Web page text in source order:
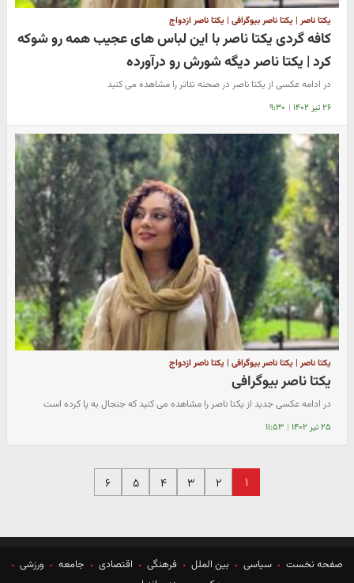
یکتا ناصر | یکتا ناصر بیوگرافی | یکتا ناصر ازدواج
کافه گردی یکتا ناصر با این لباس های عجیب همه رو شوکه
کرد | یکتا ناصر دیگه شورش رو درآورده
در ادامه عکسی از یکتا ناصر در صحنه تئاتر را مشاهده می کنید
۲۶ تیر ۱۴۰۲ | ۹:۳۰
یکتا ناصر | یکتا ناصر بیوگرافی | یکتا ناصر ازدواج
یکتا ناصر بیوگرافی
در ادامه عکسی جدید از یکتا ناصر را مشاهده می کنید که جنجال به پا کرده است
۲۵ تیر ۱۴۰۲ | ۱۱:۵۳
۱ ۲ ۳ ۴ ۵ ۶
صفحه نخست سیاسی بین الملل فرهنگی اقتصادی جامعه
ورزشی